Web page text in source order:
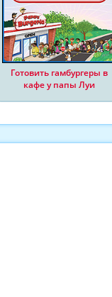
Готовить гамбургеры в
кафе у папы Луи